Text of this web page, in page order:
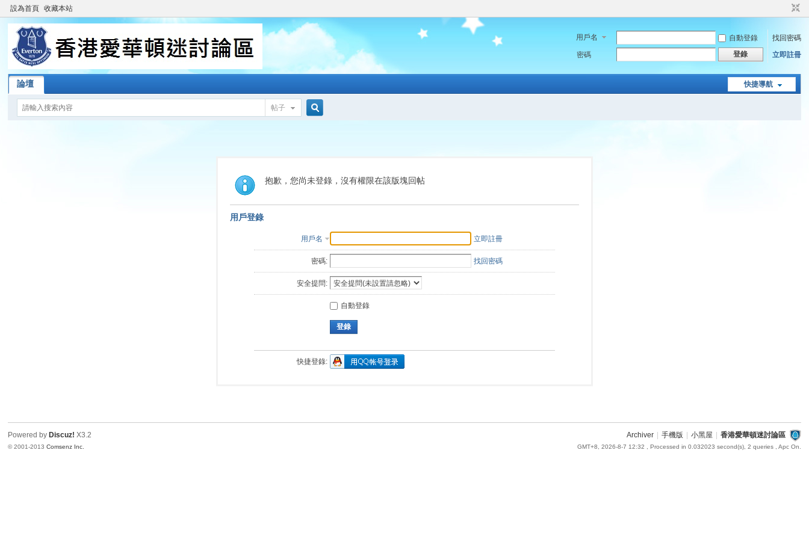
設為首頁 收藏本站
用戶名 自動登錄
找回密碼
密碼
登錄 立即註冊
快捷導航
論壇
帖子
索
抱歉，您尚未登錄，沒有權限在該版塊回帖
用戶登錄
用戶名 立即註冊
密碼: 找回密碼
安全提問:
自動登錄
登錄
快捷登錄:
Archiver 手機版 小黑屋 香港愛華頓迷討論區
GMT+8, 2026-8-7 12:32 , Processed in 0.032023 second(s), 2 queries , Apc On.
Powered by Discuz! X3.2
© 2001-2013Comsenz Inc.